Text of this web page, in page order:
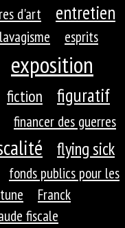
d'art entretien
esprits
exposition
fiction figuratif
financer des guerres
flying sick
fonds publics pour les
Franck
fiscale